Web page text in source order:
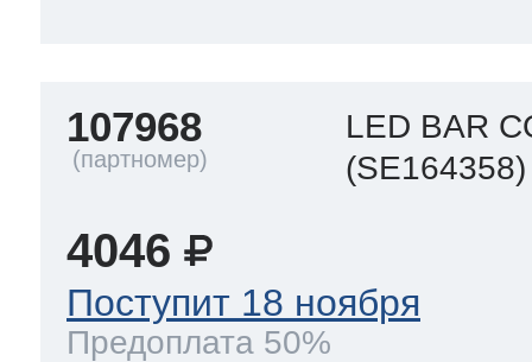
107968
LED BAR
(SE164358)
4046
Поступит 18 ноября
Предоплата 50%